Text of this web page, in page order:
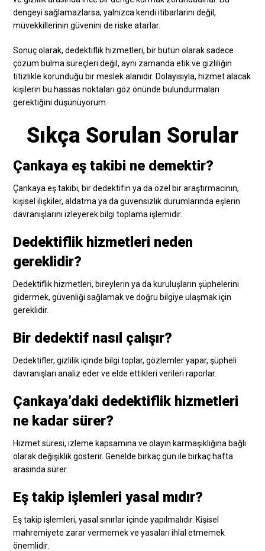
dengeyi sağlamazlarsa, yalnızca kendi itibarlarını değil,
müvekkillerinin güvenini de riske atarlar.
Sonuç olarak, dedektiflik hizmetleri, bir bütün olarak sadece
çözüm bulma süreçleri değil, aynı zamanda etik ve gizliliğin
titizlikle korunduğu bir meslek alanıdır. Dolayısıyla, hizmet alacak
kişilerin bu hassas noktaları göz önünde bulundurmaları
gerektiğini düşünüyorum.
Sıkça Sorulan Sorular
Çankaya eş takibi ne demektir?
Çankaya eş takibi, bir dedektifin ya da özel bir araştırmacının,
kişisel ilişkiler, aldatma ya da güvensizlik durumlarında eşlerin
davranışlarını izleyerek bilgi toplama işlemidir.
Dedektiflik hizmetleri neden
gereklidir?
Dedektiflik hizmetleri, bireylerin ya da kuruluşların şüphelerini
gidermek, güvenliği sağlamak ve doğru bilgiye ulaşmak için
gereklidir.
Bir dedektif nasıl çalışır?
Dedektifler, gizlilik içinde bilgi toplar, gözlemler yapar, şüpheli
davranışları analiz eder ve elde ettikleri verileri raporlar.
Çankaya’daki dedektiflik hizmetleri
ne kadar sürer?
Hizmet süresi, izleme kapsamına ve olayın karmaşıklığına bağlı
olarak değişiklik gösterir. Genelde birkaç gün ile birkaç hafta
arasında sürer.
Eş takip işlemleri yasal mıdır?
Eş takip işlemleri, yasal sınırlar içinde yapılmalıdır. Kişisel
mahremiyete zarar vermemek ve yasaları ihlal etmemek
önemlidir.